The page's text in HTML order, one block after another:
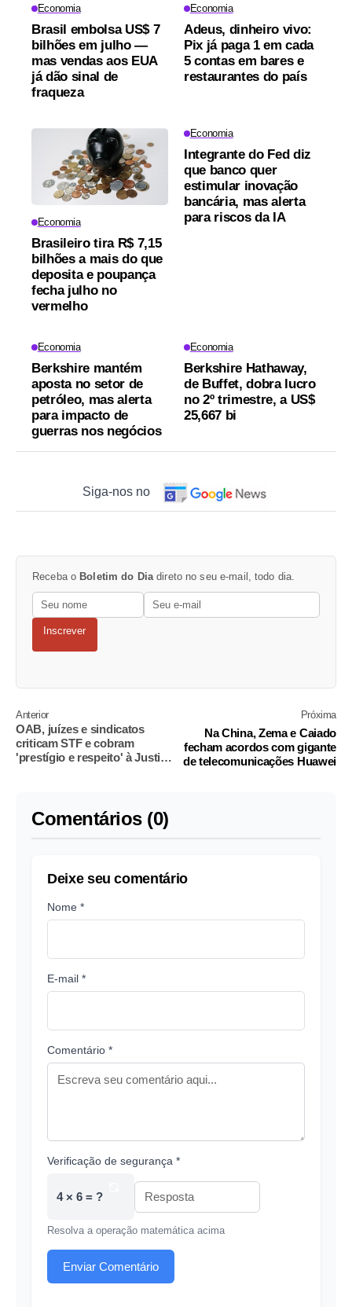
Economia
Brasil embolsa US$ 7
bilhões em julho —
mas vendas aos EUA
já dão sinal de
fraqueza
Economia
Adeus, dinheiro vivo:
Pix já paga 1 em cada
5 contas em bares e
restaurantes do país
Economia
Brasileiro tira R$ 7,15
bilhões a mais do que
deposita e poupança
fecha julho no
vermelho
Economia
Integrante do Fed diz
que banco quer
estimular inovação
bancária, mas alerta
para riscos da IA
Economia
Berkshire mantém
aposta no setor de
petróleo, mas alerta
para impacto de
guerras nos negócios
Economia
Berkshire Hathaway,
de Buffet, dobra lucro
no 2º trimestre, a US$
25,667 bi
Siga-nos no
Receba o Boletim do Dia direto no seu e-mail, todo dia.
Inscrever
Anterior
OAB, juízes e sindicatos
criticam STF e cobram
'prestígio e respeito' à Justiça
Próxima
Na China, Zema e Caiado
fecham acordos com gigante
de telecomunicações Huawei
Comentários (0)
Deixe seu comentário
Nome *
E-mail *
Comentário *
Verificação de segurança *
4 × 6 = ?
Resolva a operação matemática acima
Enviar Comentário